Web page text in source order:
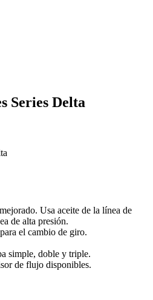
Series Delta
Usa aceite de la línea de
de alta presión.
el cambio de giro.
simple, doble y triple.
de flujo disponibles.